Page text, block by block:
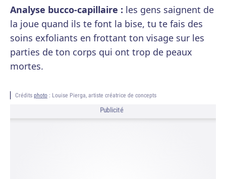
Analyse bucco-capillaire : les gens saignent de
la joue quand ils te font la bise, tu te fais des
soins exfoliants en frottant ton visage sur les
parties de ton corps qui ont trop de peaux
mortes.
Crédits photo : Louise Pierga, artiste créatrice de concepts
Publicité